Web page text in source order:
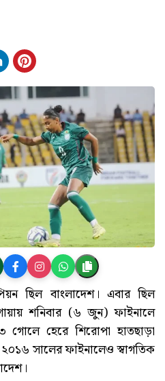
ছিল বাংলাদেশ। এবার ছিল
শনিবার (৬ জুন) ফাইনালে
গোলে হেরে শিরোপা হাতছাড়া
সালের ফাইনালেও স্বাগতিক